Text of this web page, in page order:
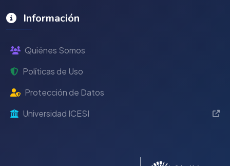
Información
Quiénes Somos
Políticas de Uso
Protección de Datos
Universidad ICESI